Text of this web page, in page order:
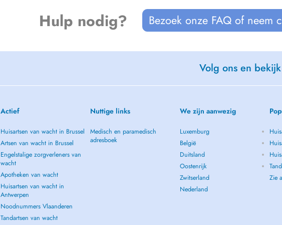
Hulp nodig? Bezoek onze FAQ of neem
Volg ons en
Actief
Huisartsen van wacht in Brussel
Artsen van wacht in Brussel
Engelstalige zorgverleners van
wacht
Apotheken van wacht
Huisartsen van wacht in
Antwerpen
Noodnummers Vlaanderen
Tandartsen van wacht
Nuttige links
Medisch en paramedisch
adresboek
We zijn aanwezig
Luxemburg
België
Duitsland
Oostenrijk
Zwitserland
Nederland
Zie